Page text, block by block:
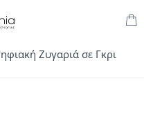
Ζυγαριά σε Γκρι